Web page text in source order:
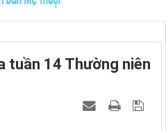
tuần 14 Thường niên